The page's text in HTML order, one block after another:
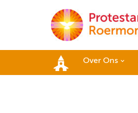
Home
Over Ons